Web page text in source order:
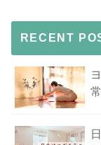
RECENT